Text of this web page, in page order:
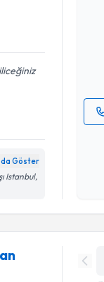
Göster
Istanbul,